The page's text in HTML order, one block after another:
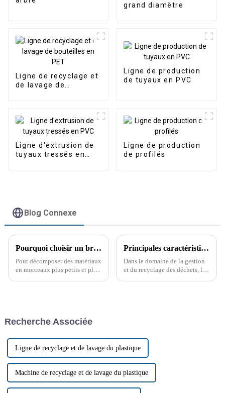
grand diamètre
Ligne de recyclage et
de lavage de
Ligne de production
de tuyaux en PVC
Ligne d'extrusion de
tuyaux tressés en
Ligne de production
de profilés
Blog Connexe
Pourquoi choisir un broyeur à arbre unique ?
Pour décomposer des matériaux
en morceaux plus petits et plus
en font…
Principales caractéristiques d'un broyeur à arbre unique
Dans le domaine de la gestion
et du recyclage des déchets, les
Recherche Associée
Ligne de recyclage et de lavage du plastique
Machine de recyclage et de lavage du plastique